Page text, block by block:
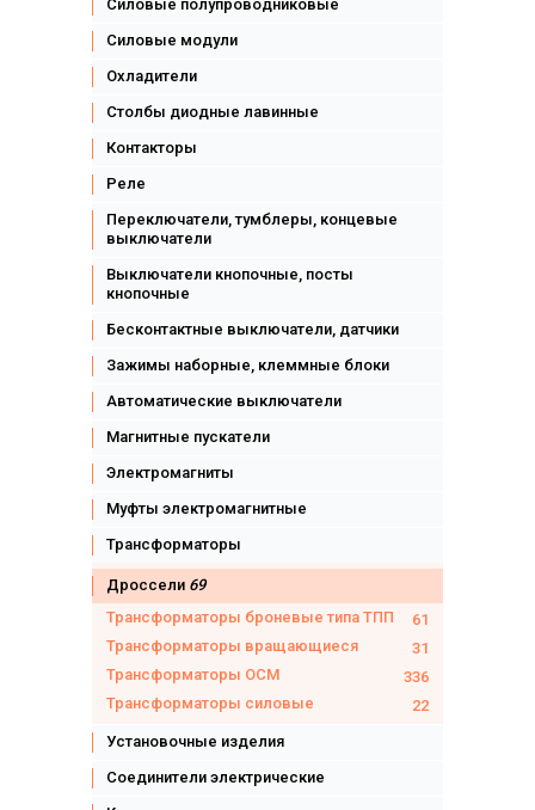
Силовые полупроводниковые
Силовые модули
Охладители
Столбы диодные лавинные
Контакторы
Реле
Переключатели, тумблеры, концевые
выключатели
Выключатели кнопочные, посты
кнопочные
Бесконтактные выключатели, датчики
Зажимы наборные, клеммные блоки
Автоматические выключатели
Магнитные пускатели
Электромагниты
Муфты электромагнитные
Трансформаторы
Дроссели 69
Трансформаторы броневые типа ТПП
61
Трансформаторы вращающиеся
31
Трансформаторы ОСМ
336
Трансформаторы силовые
22
Установочные изделия
Соединители электрические